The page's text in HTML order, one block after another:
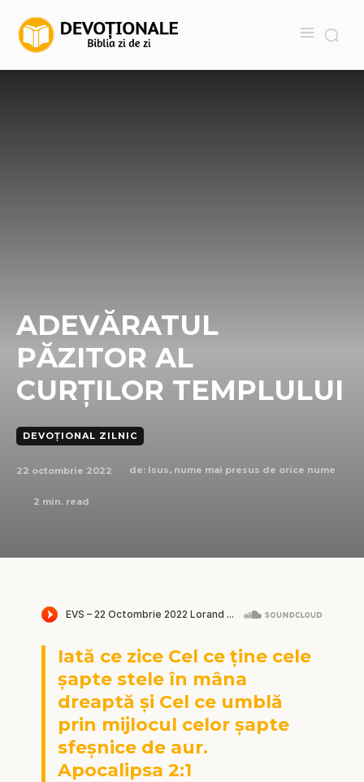
ADEVĂRATUL
PĂZITOR AL
CURȚILOR TEMPLULUI
DEVOȚIONAL ZILNIC
22 octombrie 2022 de: Isus, nume mai presus de orice nume
2 min. read
Iată ce zice Cel ce ține cele
șapte stele în mâna
dreaptă și Cel ce umblă
prin mijlocul celor șapte
sfeșnice de aur.
Apocalipsa 2:1